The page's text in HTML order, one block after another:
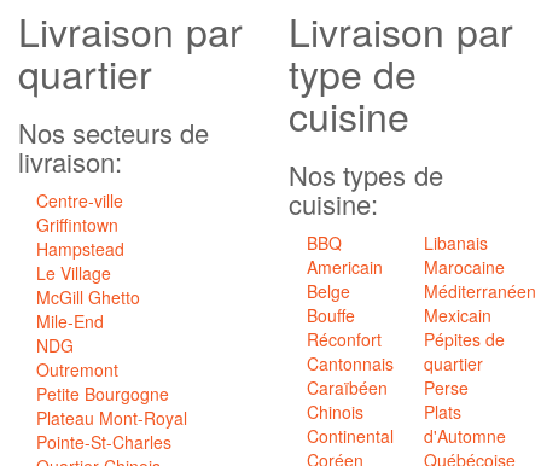
Livraison par
quartier
Nos secteurs de
livraison:
Centre-ville
Griffintown
Hampstead
Le Village
McGill Ghetto
Mile-End
NDG
Outremont
Petite Bourgogne
Plateau Mont-Royal
Pointe-St-Charles
Livraison par
type de
cuisine
Nos types de
cuisine:
BBQ
Americain
Belge
Bouffe
Réconfort
Cantonnais
Caraïbéen
Chinois
Continental
Coréen
Libanais
Marocaine
Méditerranéen
Mexicain
Pépites de
quartier
Perse
Plats
d'Automne
Québécoise